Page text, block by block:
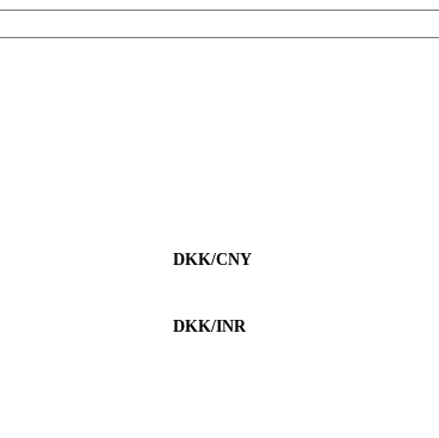
DKK/CNY
DKK/INR